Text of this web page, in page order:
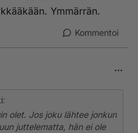
Ymmärrän.
Kommentoi
olet. Jos joku lähtee jonkun
juttelematta, hän ei ole